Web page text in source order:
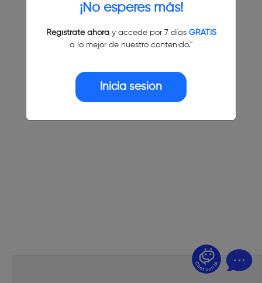
¡No esperes más!
Regístrate ahoray accede por 7 días GRATIS
a lo mejor de nuestro contenido."
Inicia sesión